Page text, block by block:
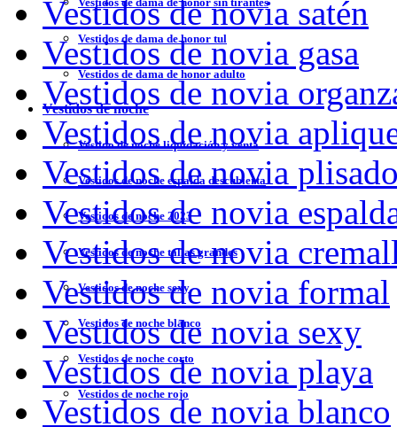
Vestidos de dama de honor tul
Vestidos de dama de honor adulto
Vestidos de noche
Vestido de noche liquidación y venta
Vestidos de noche espalda descubierta
Vestidos de noche 2023
Vestidos de noche tallas grandes
Vestidos de noche sexy
Vestidos de noche blanco
Vestidos de noche corto
Vestidos de noche rojo
Vestidos de novia satén
Vestidos de novia gasa
Vestidos de novia
Vestidos de novia
Vestidos de novia
Vestidos de novia
Vestidos de novia
Vestidos de novia formal
Vestidos de novia sexy
Vestidos de novia playa
Vestidos de novia blanco